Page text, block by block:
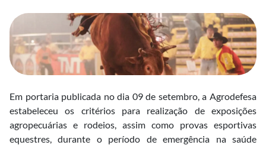
Em portaria publicada no dia 09 de setembro, a Agrodefesa
estabeleceu os critérios para realização de exposições
agropecuárias e rodeios, assim como provas esportivas
equestres, durante o período de emergência na saúde